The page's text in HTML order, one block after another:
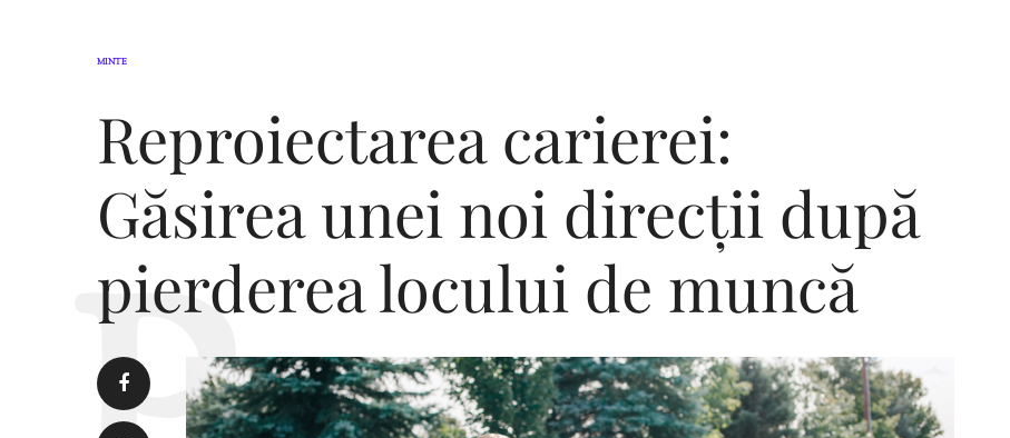
MINTE
Reproiectarea carierei:
Găsirea unei noi direcții după
pierderea locului de muncăEditorial Mihai
Morar: CUM L-AM
FRUMOS